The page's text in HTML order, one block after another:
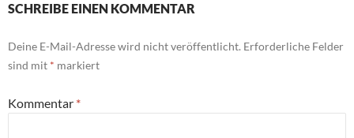
SCHREIBE EINEN KOMMENTAR
Deine E-Mail-Adresse wird nicht veröffentlicht. Erforderliche Felder
sind mit * markiert
Kommentar *